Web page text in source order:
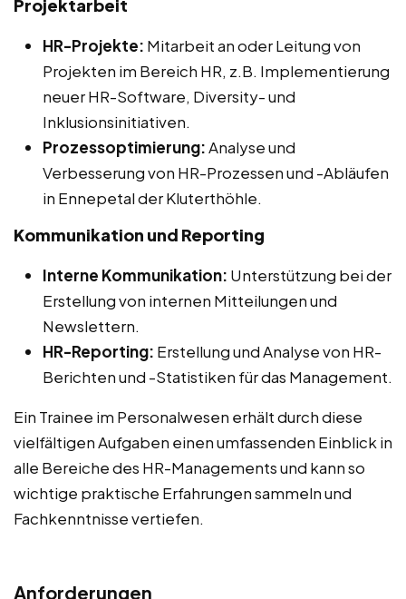
Projektarbeit
HR-Projekte: Mitarbeit an oder Leitung von
Projekten im Bereich HR, z.B. Implementierung
neuer HR-Software, Diversity- und
Inklusionsinitiativen.
Prozessoptimierung:Analyse und
Verbesserung von HR-Prozessen und -Abläufen
in Ennepetal der Kluterthöhle.
Kommunikation und Reporting
Interne Kommunikation: Unterstützung bei der
Erstellung von internen Mitteilungen und
Newslettern.
HR-Reporting: Erstellung und Analyse von HR-
Berichten und -Statistiken für das Management.
Ein Trainee im Personalwesen erhält durch diese
vielfältigen Aufgaben einen umfassenden Einblick in
alle Bereiche des HR-Managements und kann so
wichtige praktische Erfahrungen sammeln und
Fachkenntnisse vertiefen.
Anforderungen